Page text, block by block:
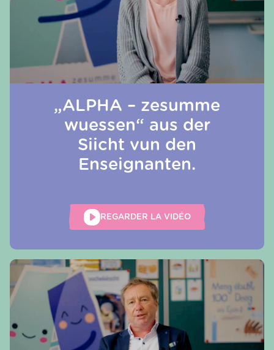
„ALPHA – zesumme
wuessen“ aus der
Siicht vun den
Enseignanten.
REGARDER LA VIDÉO